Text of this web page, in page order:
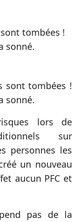
tombées !
sonné.
sont tombées !
sonné.
lors de
sur
personnes les
un nouveau
aucun PFC et
pas de la